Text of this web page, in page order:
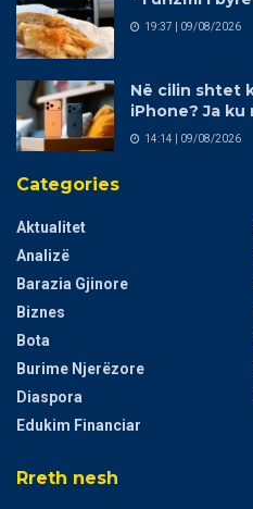
19:37 | 09/08/2026
Në cilin shtet
iPhone? Ja
14:14 | 09/08/2026
Categories
Aktualitet
Analizë
Barazia Gjinore
Biznes
Bota
Burime Njerëzore
Diaspora
Edukim Financiar
Rreth nesh